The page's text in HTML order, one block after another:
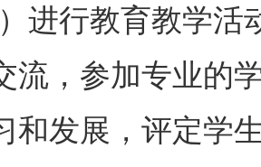
进行教育教学
流，参加专业的
和发展，评定学